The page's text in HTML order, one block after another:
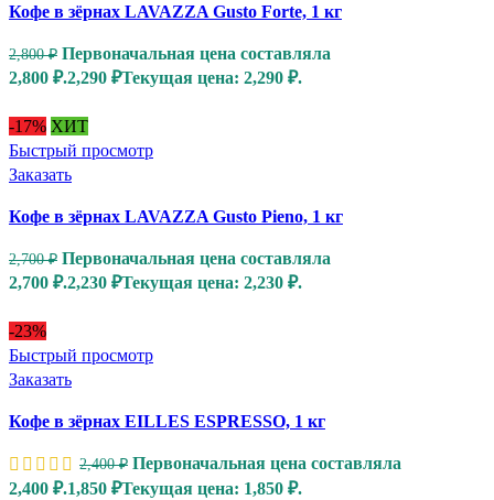
Кофе в зёрнах LAVAZZA Gusto Forte, 1 кг
2,800₽ Первоначальная цена составляла
2,800 ₽.2,290 ₽Текущая цена: 2,290 ₽.
-17% ХИТ
Быстрый просмотр
Заказать
Кофе в зёрнах LAVAZZA Gusto Pieno, 1 кг
2,700₽ Первоначальная цена составляла
2,700 ₽.2,230 ₽Текущая цена: 2,230 ₽.
-23%
Быстрый просмотр
Заказать
Кофе в зёрнах EILLES ESPRESSO, 1 кг
2,400₽ Первоначальная цена составляла
2,400 ₽.1,850 ₽Текущая цена: 1,850 ₽.